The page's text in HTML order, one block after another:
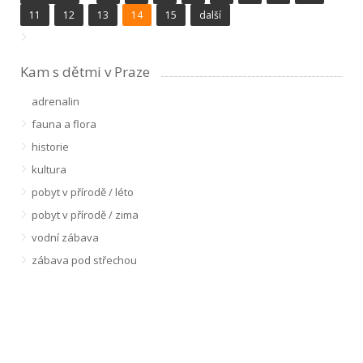
11
12 13 14 15 další
Kam s dětmi v Praze
adrenalin
fauna a flora
historie
kultura
pobyt v přírodě / léto
pobyt v přírodě / zima
vodní zábava
zábava pod střechou